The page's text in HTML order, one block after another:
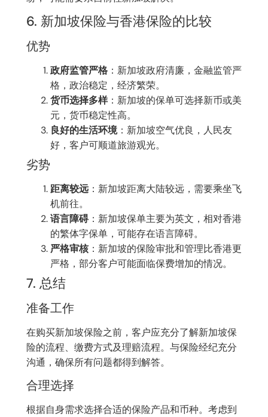
6. 新加坡保险与香港保险的比较
优势
政府监管严格 ：新加坡政府清廉，金融监管严
格，政治稳定，经济繁荣。
货币选择多样：新加坡的保单可选择新币或美
元，货币稳定性高。
良好的生活环境：新加坡空气优良，人民友
好，客户可顺道旅游观光。
劣势
距离较远 ：新加坡距离大陆较远，需要乘坐飞
机前往。
语言障碍：新加坡保单主要为英文，相对香港
的繁体字保单，可能存在语言障碍。
严格审核：新加坡的保险审批和管理比香港更
严格，部分客户可能面临保费增加的情况。
7. 总结
准备工作
在购买新加坡保险之前，客户应充分了解新加坡保
险的流程、缴费方式及理赔流程。与保险经纪充分
沟通，确保所有问题都得到解答。
合理选择
根据自身需求选择合适的保险产品和币种。考虑到